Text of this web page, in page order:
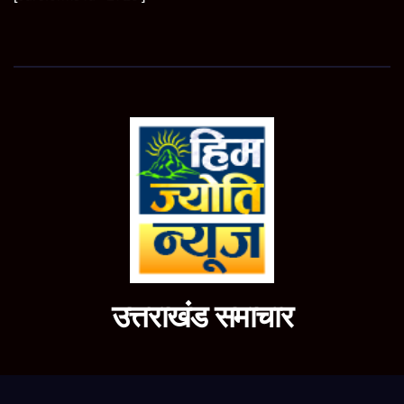
उत्तराखंड समाचार